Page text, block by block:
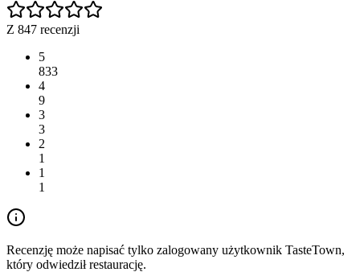
Z 847 recenzji
5
833
4
9
3
3
2
1
1
1
Recenzję może napisać tylko zalogowany użytkownik TasteTown,
który odwiedził restaurację.